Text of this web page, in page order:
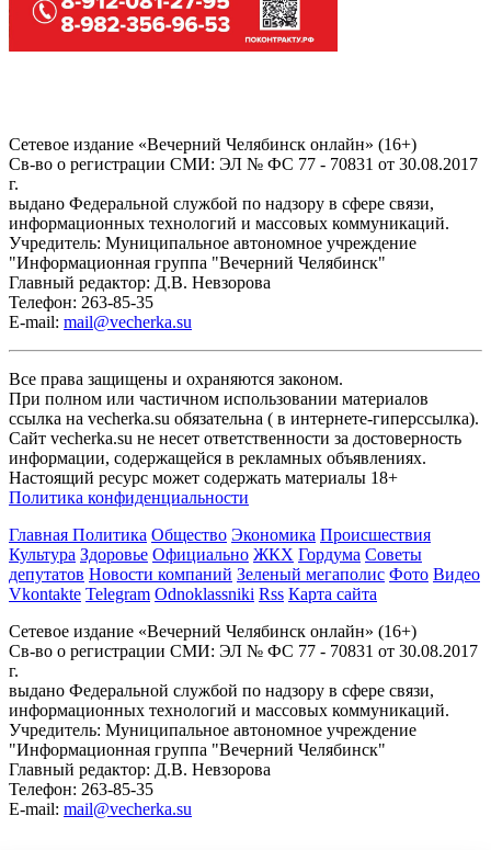
Сетевое издание «Вечерний Челябинск онлайн» (16+)
Cв-во о регистрации СМИ: ЭЛ № ФС 77 - 70831 от 30.08.2017
г.
выдано Федеральной службой по надзору в сфере связи,
информационных технологий и массовых коммуникаций.
Учредитель: Муниципальное автономное учреждение
"Информационная группа "Вечерний Челябинск"
Главный редактор: Д.В. Невзорова
Телефон: 263-85-35
E-mail: mail@vecherka.su
Все права защищены и охраняются законом.
При полном или частичном использовании материалов
ссылка на vecherka.su обязательна ( в интернете-гиперссылка).
Сайт vecherka.su не несет ответственности за достоверность
информации, содержащейся в рекламных объявлениях.
Настоящий ресурс может содержать материалы 18+
Политика конфиденциальности
Главная Политика Общество Экономика Происшествия
Культура Здоровье Официально ЖКХ Гордума Советы
депутатов Новости компаний Зеленый мегаполис Фото Видео
Vkontakte Telegram Odnoklassniki Rss Карта сайта
Сетевое издание «Вечерний Челябинск онлайн» (16+)
Cв-во о регистрации СМИ: ЭЛ № ФС 77 - 70831 от 30.08.2017
г.
выдано Федеральной службой по надзору в сфере связи,
информационных технологий и массовых коммуникаций.
Учредитель: Муниципальное автономное учреждение
"Информационная группа "Вечерний Челябинск"
Главный редактор: Д.В. Невзорова
Телефон: 263-85-35
E-mail: mail@vecherka.su